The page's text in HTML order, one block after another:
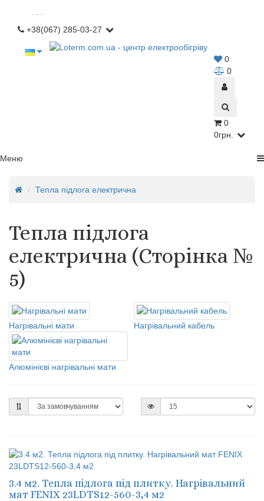
+38(067) 285-03-27
0
0
0
0грн.
Меню
Тепла підлога електрична
Тепла підлога
електрична (Сторінка №
5)
Нагрівальні мати Нагрівальний кабель
Алюмінієві нагрівальні мати
3.4 м2. Тепла підлога під плитку. Нагрівальний
мат FENIX 23LDTS12-560-3,4 м2